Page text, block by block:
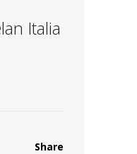
Italia
Share